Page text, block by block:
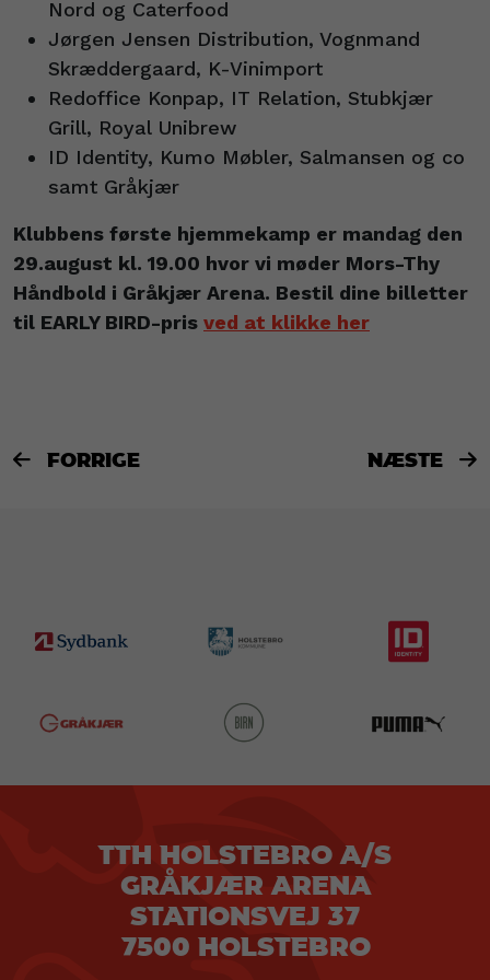
Nord og Caterfood
Jørgen Jensen Distribution, Vognmand
Skræddergaard, K-Vinimport
Redoffice Konpap, IT Relation, Stubkjær
Grill, Royal Unibrew
ID Identity, Kumo Møbler, Salmansen og co
samt Gråkjær
Klubbens første hjemmekamp er mandag den
29.august kl. 19.00 hvor vi møder Mors-Thy
Håndbold i Gråkjær Arena. Bestil dine billetter
til EARLY BIRD-pris ved at klikke her
 FORRIGE NÆSTE 
TTH HOLSTEBRO A/S
GRÅKJÆR ARENA
STATIONSVEJ 37
7500 HOLSTEBRO